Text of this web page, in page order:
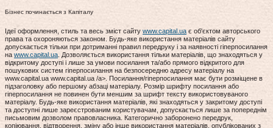
Бізнес починається з Капіталу
Ідеї оформлення, стиль та весь зміст сайту www.capital.ua є об'єктом авторського
права та охороняються законом. Будь-яке використання матеріалів сайту
допускається тільки при дотриманні правил передруку і за наявності гіперпосилання
на www.capital.ua. Дозволяється використання тільки матеріалів, що знаходяться у
відкритому доступі і лише за умови посилання та/або прямого відкритого для
пошукових систем гіперпосилання на безпосередню адресу матеріалу на
www.capital.ua www.capital.ua /a>. Посилання/гіперпосилання має бути розміщене в
підзаголовку або першому абзаці матеріалу. Розмір шрифту посилання або
гіперпосилання не повинен бути меншим за шрифт тексту використовуваного
матеріалу. Будь-яке використання матеріалів, які знаходяться у закритому доступі
та доступні лише зареєстрованим користувачам, допускається лише за попереднім
письмовим дозволом правовласника. Категорично заборонено передрук,
копіювання, відтворення, зміну або інше використання матеріалів, опублікованих з